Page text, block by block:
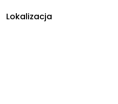
Lokalizacja